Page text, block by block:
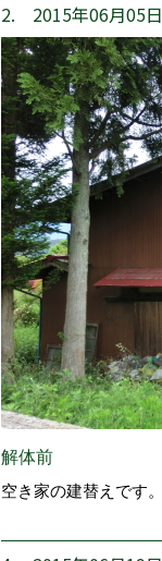
2. 2015年06月05日
解体前
空き家の建替えです。